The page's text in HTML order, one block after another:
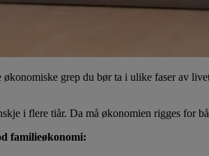
grep du bør ta i ulike faser av
i flere tiår. Da må økonomien rigges for
familieøkonomi: